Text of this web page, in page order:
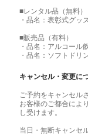
■レンタル品（無料）
・品名：表彰式グッ
■販売品（有料）
・品名：アルコール
・品名：ソフトドリ
キャンセル・変更に
ご予約をキャンセル
お客様のご都合によ
し受けます。
当日・無断キャンセ